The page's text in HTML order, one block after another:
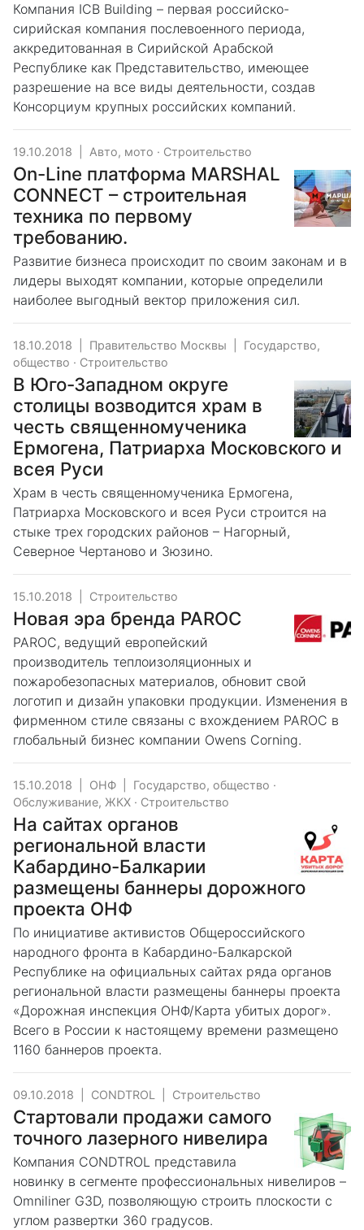
Компания ICB Building – первая российско-
сирийская компания послевоенного периода,
аккредитованная в Сирийской Арабской
Республике как Представительство, имеющее
разрешение на все виды деятельности, создав
Консорциум крупных российских компаний.
19.10.2018 Авто, мото · Строительство
On-Line платформа MARSHAL
CONNECT – строительная
техника по первому
требованию.
Развитие бизнеса происходит по своим законам и в
лидеры выходят компании, которые определили
наиболее выгодный вектор приложения сил.
18.10.2018 Правительство Москвы
Государство,
общество · Строительство
В Юго-Западном округе
столицы возводится храм в
честь священномученика
Ермогена, Патриарха Московского и
всея Руси
Храм в честь священномученика Ермогена,
Патриарха Московского и всея Руси строится на
стыке трех городских районов – Нагорный,
Северное Чертаново и Зюзино.
15.10.2018 Строительство
Новая эра бренда PAROC
PAROC, ведущий европейский
производитель теплоизоляционных и
пожаробезопасных материалов, обновит свой
логотип и дизайн упаковки продукции. Изменения в
фирменном стиле связаны с вхождением PAROC в
глобальный бизнес компании Owens Corning.
15.10.2018 ОНФ Государство, общество ·
Обслуживание, ЖКХ · Строительство
На сайтах органов
региональной власти
Кабардино-Балкарии
размещены баннеры дорожного
проекта ОНФ
По инициативе активистов Общероссийского
народного фронта в Кабардино-Балкарской
Республике на официальных сайтах ряда органов
региональной власти размещены баннеры проекта
«Дорожная инспекция ОНФ/Карта убитых дорог».
Всего в России к настоящему времени размещено
1160 баннеров проекта.
09.10.2018 CONDTROL Строительство
Стартовали продажи самого
точного лазерного нивелира
Компания CONDTROL представила
новинку в сегменте профессиональных нивелиров –
Omniliner G3D, позволяющую строить плоскости с
углом развертки 360 градусов.